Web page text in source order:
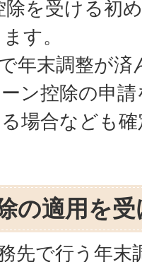
除を受ける初
す。
年末調整が
ン控除の申
場合なども
の適用を
先で行う年末